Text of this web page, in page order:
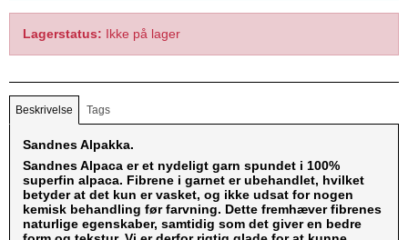
Lagerstatus: Ikke på lager
Beskrivelse Tags
Sandnes Alpakka.
Sandnes Alpaca er et nydeligt garn spundet i 100%
superfin alpaca. Fibrene i garnet er ubehandlet, hvilket
betyder at det kun er vasket, og ikke udsat for nogen
kemisk behandling før farvning. Dette fremhæver fibrenes
naturlige egenskaber, samtidig som det giver en bedre